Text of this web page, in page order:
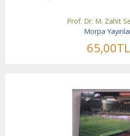
Prof. Dr. M. Zahit
Morpa
65,00TL